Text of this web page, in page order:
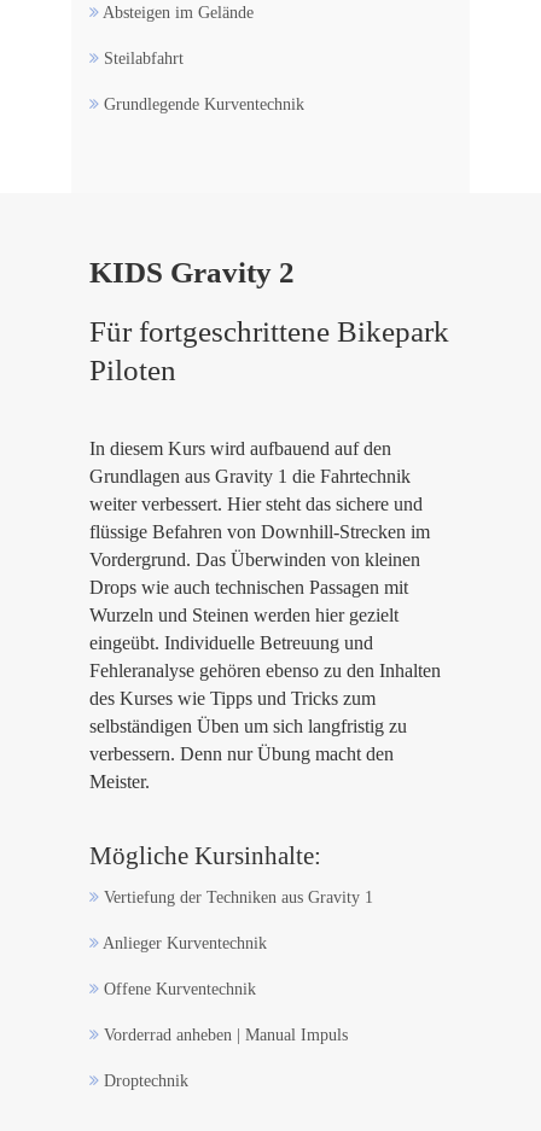
Absteigen im Gelände
Steilabfahrt
Grundlegende Kurventechnik
KIDS Gravity 2
Für fortgeschrittene Bikepark
Piloten
In diesem Kurs wird aufbauend auf den
Grundlagen aus Gravity 1 die Fahrtechnik
weiter verbessert. Hier steht das sichere und
flüssige Befahren von Downhill-Strecken im
Vordergrund. Das Überwinden von kleinen
Drops wie auch technischen Passagen mit
Wurzeln und Steinen werden hier gezielt
eingeübt. Individuelle Betreuung und
Fehleranalyse gehören ebenso zu den Inhalten
des Kurses wie Tipps und Tricks zum
selbständigen Üben um sich langfristig zu
verbessern. Denn nur Übung macht den
Meister.
Mögliche Kursinhalte:
Vertiefung der Techniken aus Gravity 1
Anlieger Kurventechnik
Offene Kurventechnik
Vorderrad anheben | Manual Impuls
Droptechnik